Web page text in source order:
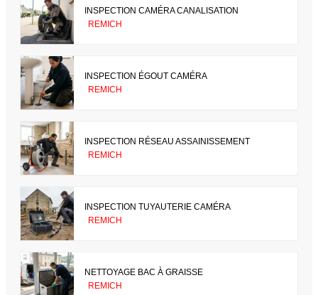
INSPECTION CAMÉRA CANALISATION
REMICH
INSPECTION ÉGOUT CAMÉRA
REMICH
INSPECTION RÉSEAU ASSAINISSEMENT
REMICH
INSPECTION TUYAUTERIE CAMÉRA
REMICH
NETTOYAGE BAC À GRAISSE
REMICH